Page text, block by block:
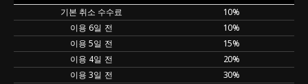
기본 취소 수수료
10%
이용 6일 전
10%
이용 5일 전
15%
이용 4일 전
20%
이용 3일 전
30%